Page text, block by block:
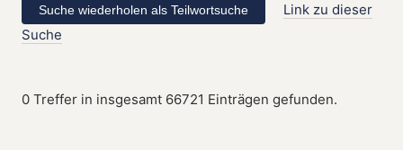
Link zu dieser
Suche
0 Treffer in insgesamt 66721 Einträgen gefunden.